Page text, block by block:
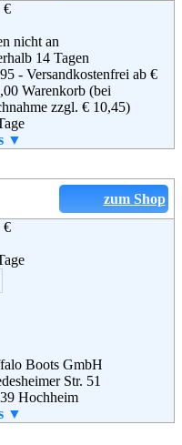
Versand GmbH & Co. KG
Bosch-Straße 6
Schlierbach
/ 33 11 02
of-western.de
€
nicht an
14 Tagen
- Versandkostenfrei ab €
Warenkorb (bei
zzgl. € 10,45)
- style your life
- 6634724
5241 307619-9
▼
zum Shop
€
Boots GmbH
Str. 51
Hochheim
58 92 553
▼